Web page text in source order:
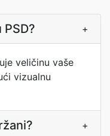
+
veličinu vaše
vizualnu
+